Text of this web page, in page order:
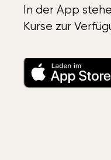
In der App
Kurse zur